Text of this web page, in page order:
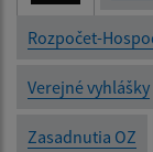
Rozpočet-
Verejné vyhlášky
Zasadnutia OZ